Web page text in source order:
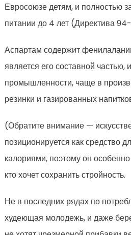
Евросоюзе детям, и полностью
питании до 4 лет (Директива
Аспартам содержит
является его составной частью,
промышленности, чаще в
резинки и газированных
(Обратите внимание —
позиционируется как средство
калориями, поэтому он
кто хочет сохранить стройность.
Не в последних рядах по
худеющая молодежь, и даже